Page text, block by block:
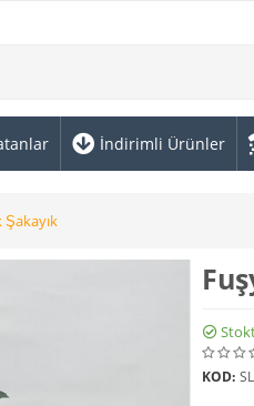
İndirimli Ürünler
KOD: